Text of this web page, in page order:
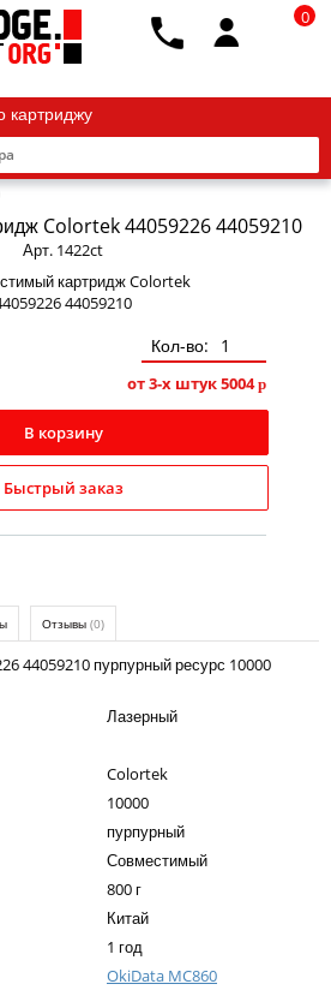
картриджу
0
Colortek 44059226 44059210
Арт. 1422ct
Кол-во:
от 3-х штук5004p
В корзину
Быстрый заказ
Отзывы (0)
44059210 пурпурный ресурс 10000
Лазерный
Colortek
10000
пурпурный
Совместимый
800 г
Китай
1 год
OkiData MC860